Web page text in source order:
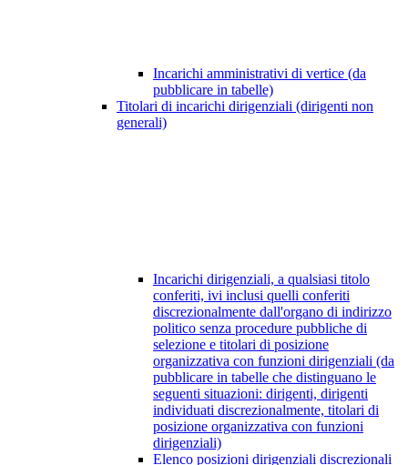
Incarichi amministrativi di vertice (da
pubblicare in tabelle)
Titolari di incarichi dirigenziali (dirigenti non
generali)
Incarichi dirigenziali, a qualsiasi titolo
conferiti, ivi inclusi quelli conferiti
discrezionalmente dall'organo di indirizzo
politico senza procedure pubbliche di
selezione e titolari di posizione
organizzativa con funzioni dirigenziali (da
pubblicare in tabelle che distinguano le
seguenti situazioni: dirigenti, dirigenti
individuati discrezionalmente, titolari di
posizione organizzativa con funzioni
dirigenziali)
Elenco posizioni dirigenziali discrezionali